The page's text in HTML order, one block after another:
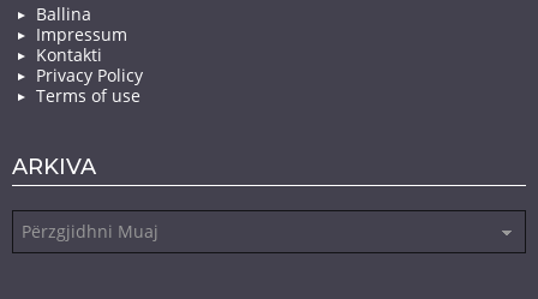
Ballina
Impressum
Kontakti
Privacy Policy
Terms of use
ARKIVA